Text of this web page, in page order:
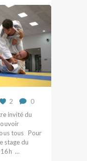
2 0
invité du
tous Pour
stage du
16h …